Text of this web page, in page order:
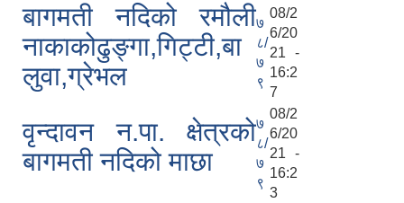
बागमती नदिको रमौली
नाकाकोढुङ्गा,गिट्टी,बा
लुवा,ग्रेभल
७
८/
७
९
08/2
6/20
21 -
16:2
7
वृन्दावन न.पा. क्षेत्रको
बागमती नदिको माछा
७
८/
७
९
08/2
6/20
21 -
16:2
3